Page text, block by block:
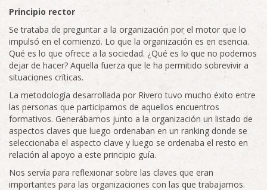
Principio rector
Se trataba de preguntar a la organización por el motor que lo
impulsó en el comienzo. Lo que la organización es en esencia.
Qué es lo que ofrece a la sociedad. ¿Qué es lo que no podemos
dejar de hacer? Aquella fuerza que le ha permitido sobrevivir a
situaciones críticas.
La metodología desarrollada por Rivero tuvo mucho éxito entre
las personas que participamos de aquellos encuentros
formativos. Generábamos junto a la organización un listado de
aspectos claves que luego ordenaban en un ranking donde se
seleccionaba el aspecto clave y luego se ordenaba el resto en
relación al apoyo a este principio guía.
Nos servía para reflexionar sobre las claves que eran
importantes para las organizaciones con las que trabajamos.